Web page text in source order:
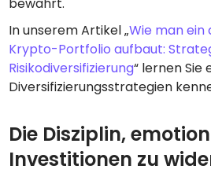
bewahrt.
In unserem Artikel „Wie man ein
Krypto-Portfolio aufbaut:
Risikodiversifizierung“ lernen Sie
Diversifizierungsstrategien
Die Disziplin,
Investitionen zu